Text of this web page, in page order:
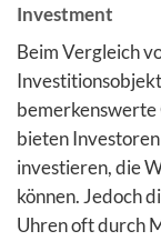
Investment
Beim Vergleich
bemerkenswerte
bieten
investieren, die
können. Jedoch
Uhren oft durch